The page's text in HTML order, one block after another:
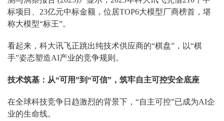
标项目、23亿元中标金额，位居TOP6大模型厂商榜首，堪
称大模型“标王”。
看起来，科大讯飞正跳出纯技术供应商的“棋盘”，以“棋
手”姿态塑造AI产业的竞争规则。
技术筑基：从“可用”到“可信”，筑牢自主可控安全底座
在全球科技竞争日趋激烈的背景下，“自主可控”已成为AI企
业的生命线。